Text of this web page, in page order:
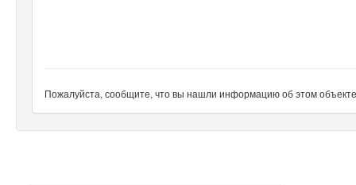
Пожалуйста, сообщите, что вы нашли информацию об этом